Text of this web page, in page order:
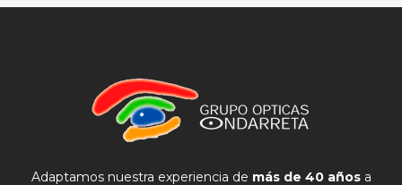
Adaptamos nuestra experiencia de más de 40 años a